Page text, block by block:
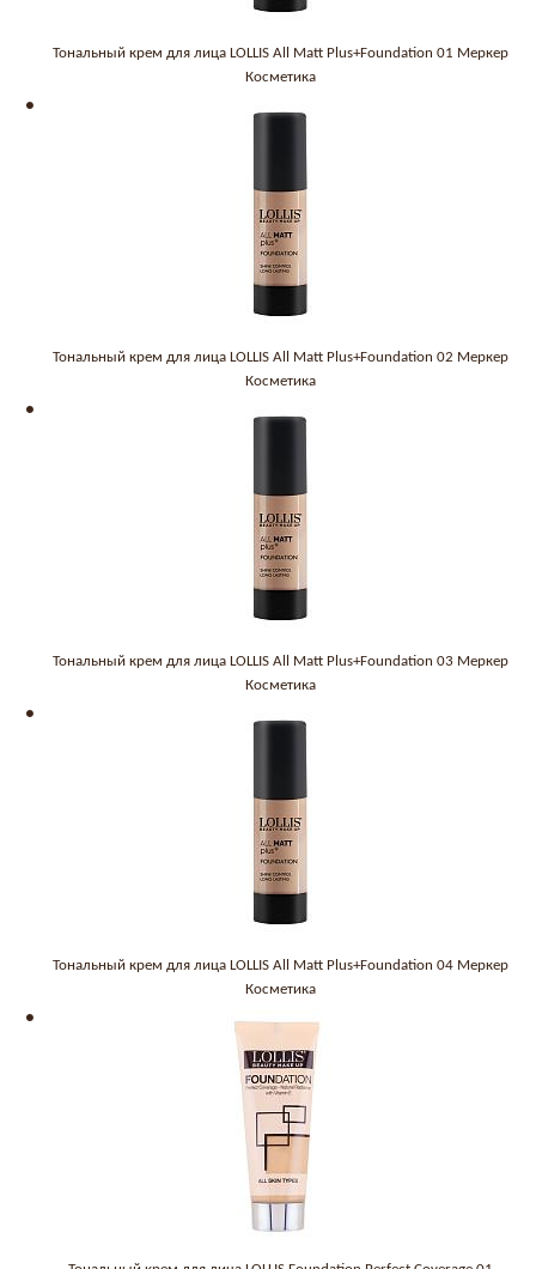
Тональный крем для лица LOLLIS All Matt Plus+Foundation 01 Меркер
Косметика
Тональный крем для лица LOLLIS All Matt Plus+Foundation 02 Меркер
Косметика
Тональный крем для лица LOLLIS All Matt Plus+Foundation 03 Меркер
Косметика
Тональный крем для лица LOLLIS All Matt Plus+Foundation 04 Меркер
Косметика